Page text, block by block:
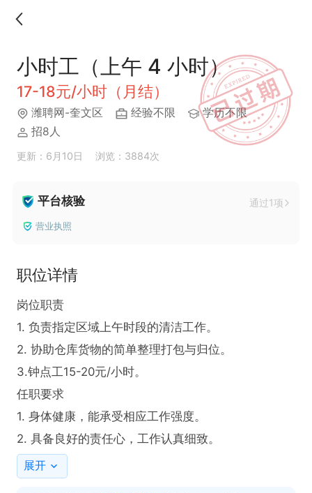
小时工（上午 4 小时）
17-18元/小时（月结）
潍聘网-奎文区 经验不限
学历不限
招8人
更新：6月10日 浏览：3884次
平台核验 通过1项
营业执照
职位详情
岗位职责
1. 负责指定区域上午时段的清洁工作。
2. 协助仓库货物的简单整理打包与归位。
3.钟点工15-20元/小时。
任职要求
1. 身体健康，能承受相应工作强度。
2. 具备良好的责任心，工作认真细致。
展开